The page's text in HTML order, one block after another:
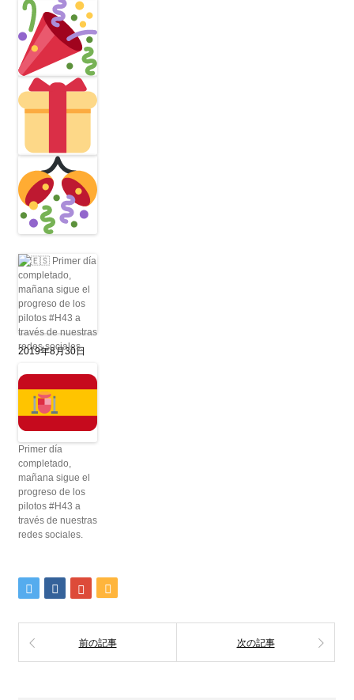
2019年8月30日
Primer día
completado,
mañana sigue el
progreso de los
pilotos #H43 a
través de nuestras
redes sociales.
前の記事 次の記事